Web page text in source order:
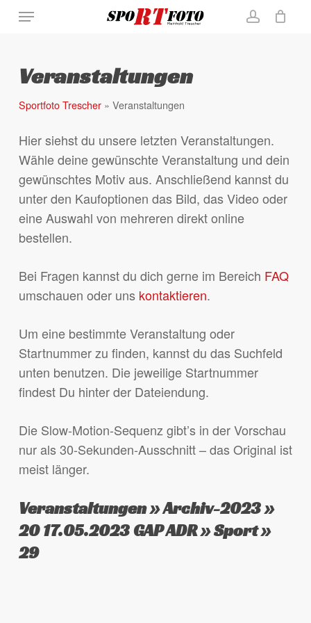
Skip
content
MenuWarenkorb
Close
Veranstaltungen
Sportfoto Trescher» Veranstaltungen
Hier siehst du unsere letzten Veranstaltungen.
Wähle deine gewünschte Veranstaltung und dein
gewünschtes Motiv aus. Anschließend kannst du
unter den Kaufoptionen das Bild, das Video oder
eine Auswahl von mehreren direkt online
bestellen.
Bei Fragen kannst du dich gerne im Bereich FAQ
umschauen oder uns kontaktieren.
Um eine bestimmte Veranstaltung oder
Startnummer zu finden, kannst du das Suchfeld
unten benutzen. Die jeweilige Startnummer
findest Du hinter der Dateiendung.
Die Slow-Motion-Sequenz gibt’s in der Vorschau
nur als 30-Sekunden-Ausschnitt – das Original ist
meist länger.
Veranstaltungen » Archiv-2023 »
20 17.05.2023 GAP ADR » Sport »
29